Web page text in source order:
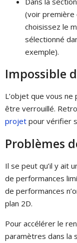
(voir première
choisissez le
sélectionné
exemple).
Impossible
L’objet que vous
être verrouillé.
projet pour vérifier
Problèmes
Il se peut qu’il y ait
de performances
de performances
plan 2D.
Pour accélérer le
paramètres dans la